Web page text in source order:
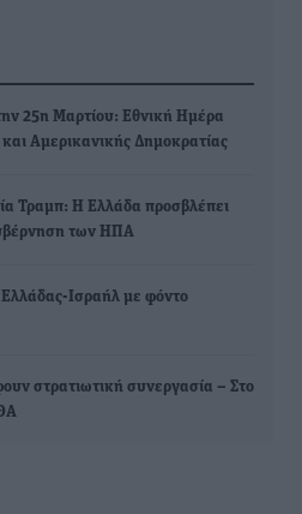
25η Μαρτίου: Εθνική Ημέρα
Αμερικανικής Δημοκρατίας
Τραμπ: Η Ελλάδα προσβλέπει
των ΗΠΑ
Ισραήλ με φόντο
στρατιωτική συνεργασία – Στο